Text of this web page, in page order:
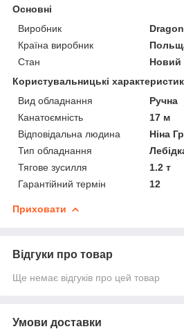
Основні
Виробник
Країна виробник
Стан
Новий
Користувальницькі
Вид обладнання
Ручна
Канатоємність
17 м
Відповідальна людина
Ніна
Тип обладнання
Тягове зусилля
1.2 т
Гарантійний термін
12
Приховати
Відгуки про товар
Ще немає відгуків про цей товар
Умови доставки